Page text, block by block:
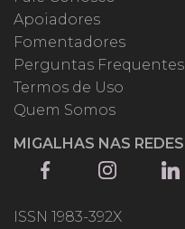
Apoiadores
Fomentadores
Perguntas Frequentes
Termos de Uso
Quem Somos
MIGALHAS NAS REDES
ISSN 1983-392X